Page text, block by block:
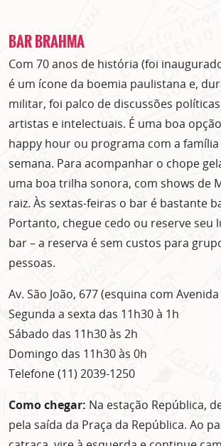
BAR BRAHMA
Com 70 anos de história (foi
é um ícone da boemia paulistana e,
militar, foi palco de discussões
artistas e intelectuais. É uma boa
happy hour ou programa com a
semana. Para acompanhar o chope
uma boa trilha sonora, com shows de
raiz. Às sextas-feiras o bar é bastante
Portanto, chegue cedo ou reserve seu
bar – a reserva é sem custos para
pessoas.
Av. São João, 677 (esquina com
Segunda a sexta das 11h30 à 1h
Sábado das 11h30 às 2h
Domingo das 11h30 às 0h
Telefone (11) 2039-1250
Como chegar: Na estação República,
pela saída da Praça da República. Ao
ASSINE
NOSSA NEWSLETTER!